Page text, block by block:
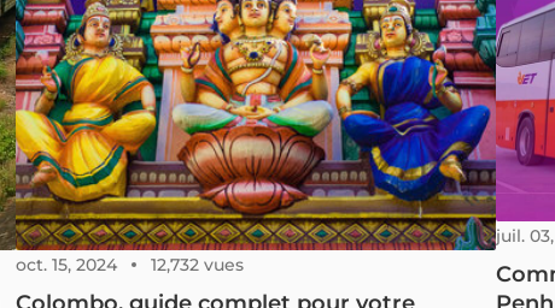
oct. 15, 2024 12,732 vues
juil.